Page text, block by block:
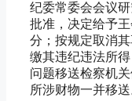
纪委常委会会议
批准，决定给予
分；按规定取消
缴其违纪违法所
问题移送检察机关
所涉财物一并移送